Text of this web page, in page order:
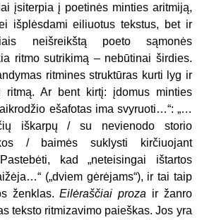
įsiterpia į poetinės minties aritmiją,
išplėsdami eiliuotus tekstus, bet ir
neišreikštą poeto sąmonės
ritmo sutrikimą – nebūtinai širdies.
ritmines struktūras kurti lyg ir
ritmą. Ar bent kirtį: įdomus minties
ešafotas ima svyruoti…“: „…
iškarpų / su nevienodo storio
/ baimės suklysti kirčiuojant
kad „neteisingai ištartos
(„dviem gėrėjams“), ir tai taip
ženklas.Eilėraščiai proza ir žanro
teksto ritmizavimo paieškas. Jos yra